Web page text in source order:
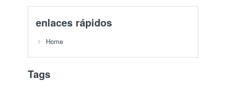
enlaces rápidos
Home
Tags